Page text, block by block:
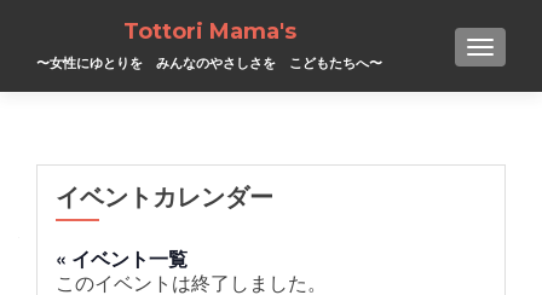
Tottori Mama's
〜女性にゆとりを みんなのやさしさを こどもたちへ〜
イベントカレンダー
« イベント一覧
このイベントは終了しました。